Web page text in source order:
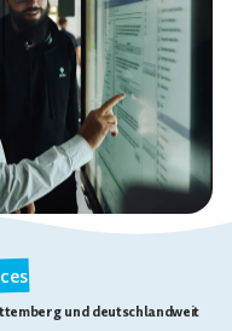
und deutschlandweit